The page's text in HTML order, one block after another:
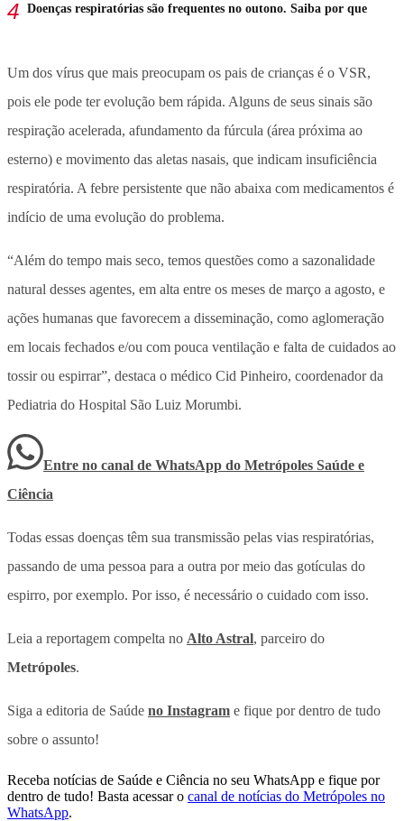
Doenças respiratórias são frequentes no outono. Saiba por que
Um dos vírus que mais preocupam os pais de crianças é o VSR,
pois ele pode ter evolução bem rápida. Alguns de seus sinais são
respiração acelerada, afundamento da fúrcula (área próxima ao
esterno) e movimento das aletas nasais, que indicam insuficiência
respiratória. A febre persistente que não abaixa com medicamentos é
indício de uma evolução do problema.
“Além do tempo mais seco, temos questões como a sazonalidade
natural desses agentes, em alta entre os meses de março a agosto, e
ações humanas que favorecem a disseminação, como aglomeração
em locais fechados e/ou com pouca ventilação e falta de cuidados ao
tossir ou espirrar”, destaca o médico Cid Pinheiro, coordenador da
Pediatria do Hospital São Luiz Morumbi.
Entre no canal de WhatsApp do Metrópoles Saúde e
Ciência
Todas essas doenças têm sua transmissão pelas vias respiratórias,
passando de uma pessoa para a outra por meio das gotículas do
espirro, por exemplo. Por isso, é necessário o cuidado com isso.
Leia a reportagem compelta no Alto Astral, parceiro do
Metrópoles.
Siga a editoria de Saúde no Instagram e fique por dentro de tudo
sobre o assunto!
Receba notícias de Saúde e Ciência no seu WhatsApp e fique por
dentro de tudo! Basta acessar o canal de notícias do Metrópoles no
WhatsApp.